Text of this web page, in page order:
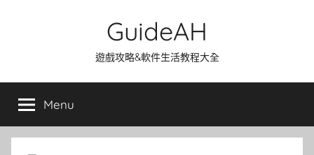
GuideAH
遊戲攻略&軟件生活教程大全
Menu